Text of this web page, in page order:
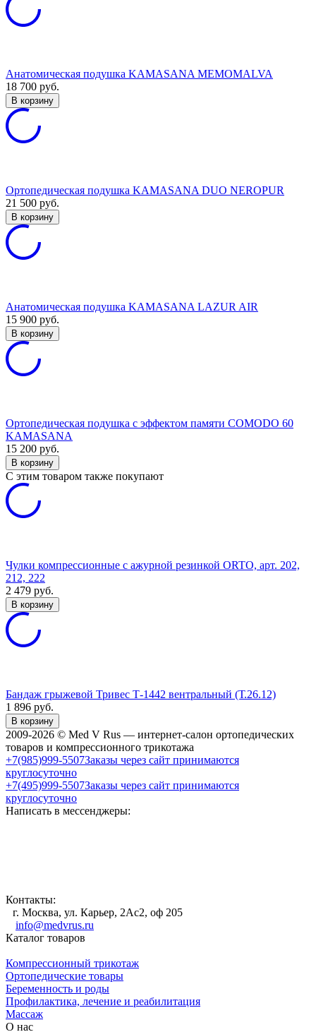
Анатомическая подушка KAMASANA MEMOMALVA
18 700 руб.
В корзину
Ортопедическая подушка KAMASANA DUO NEROPUR
21 500 руб.
В корзину
Анатомическая подушка KAMASANA LAZUR AIR
15 900 руб.
В корзину
Ортопедическая подушка с эффектом памяти COMODO 60
KAMASANA
15 200 руб.
В корзину
C этим товаром также покупают
Чулки компрессионные с ажурной резинкой ORTO, арт. 202,
212, 222
2 479 руб.
В корзину
Бандаж грыжевой Тривес Т-1442 вентральный (Т.26.12)
1 896 руб.
В корзину
2009-2026 © Med V Rus — интернет-салон ортопедических
товаров и компрессионного трикотажа
+7(985)999-5507Заказы через сайт принимаются
круглосуточно
+7(495)999-5507Заказы через сайт принимаются
круглосуточно
Написать в мессенджеры:
Контакты:
г. Москва, ул. Карьер, 2Ас2, оф 205
info@medvrus.ru
Каталог товаров
Компрессионный трикотаж
Ортопедические товары
Беременность и роды
Профилактика, лечение и реабилитация
Массаж
О нас